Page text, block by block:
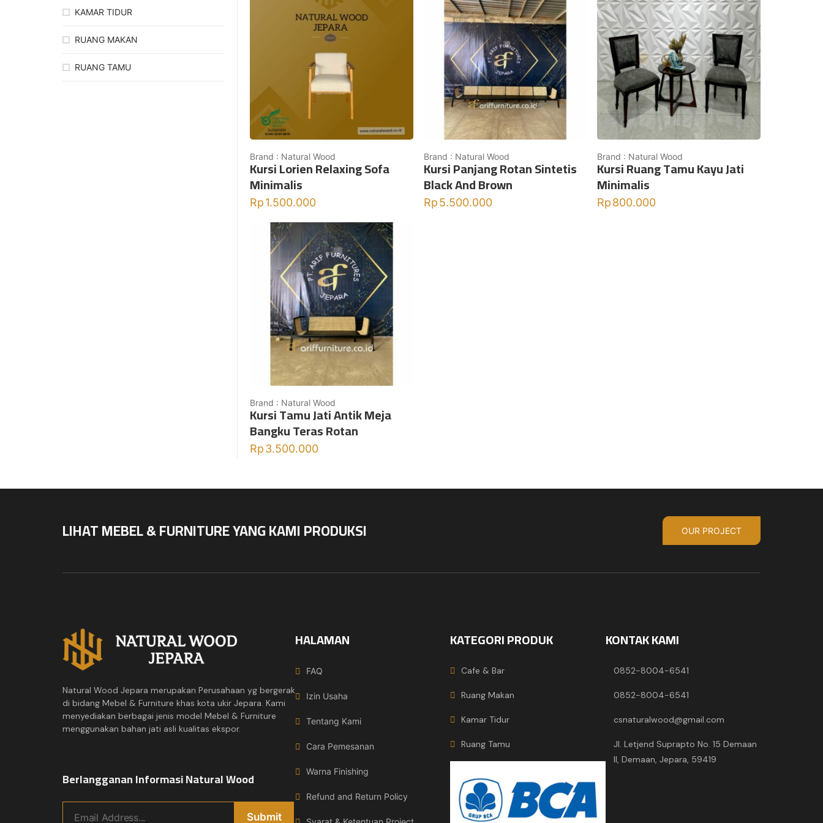
KAMAR TIDUR
RUANG MAKAN
RUANG TAMU
Brand : Natural Wood
Kursi Lorien Relaxing Sofa
Minimalis
Rp1.500.000
Brand : Natural Wood
Kursi Panjang Rotan Sintetis
Black And Brown
Rp5.500.000
Brand : Natural Wood
Kursi Ruang Tamu Kayu Jati
Minimalis
Rp800.000
Brand : Natural Wood
Kursi Tamu Jati Antik Meja
Bangku Teras Rotan
Rp3.500.000
LIHAT MEBEL & FURNITURE YANG KAMI PRODUKSI OUR PROJECT
Natural Wood Jepara merupakan Perusahaan yg bergerak
di bidang Mebel & Furniture khas kota ukir Jepara. Kami
menyediakan berbagai jenis model Mebel & Furniture
menggunakan bahan jati asli kualitas ekspor.
Berlangganan Informasi Natural Wood
HALAMAN
FAQ
Izin Usaha
Tentang Kami
Cara Pemesanan
Warna Finishing
Refund and Return Policy
KATEGORI PRODUK
Cafe & Bar
Ruang Makan
Kamar Tidur
Ruang Tamu
KONTAK KAMI
0852-8004-6541
0852-8004-6541
csnaturalwood@gmail.com
Jl. Letjend Suprapto No. 15 Demaan
II, Demaan, Jepara, 59419